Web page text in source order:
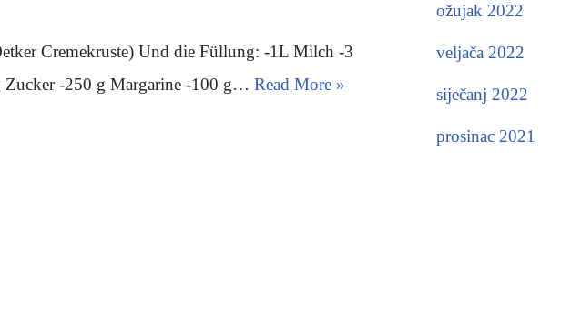
Cremekruste) Und die Füllung: -1L Milch -3
Zucker -250 g Margarine -100 g… Read More »
ožujak 2022
veljača 2022
siječanj 2022
prosinac 2021